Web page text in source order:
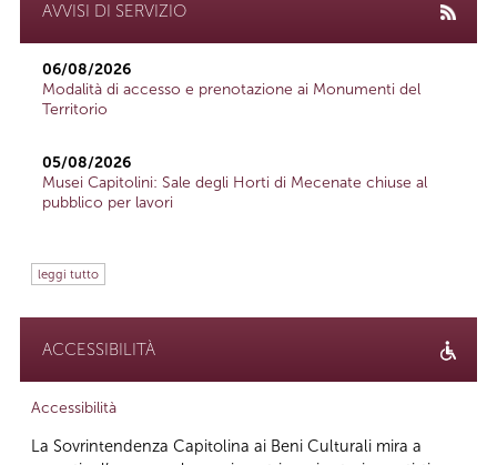
AVVISI DI SERVIZIO
06/08/2026
Modalità di accesso e prenotazione ai Monumenti del
Territorio
05/08/2026
Musei Capitolini: Sale degli Horti di Mecenate chiuse al
pubblico per lavori
leggi tutto
ACCESSIBILITÀ
Accessibilità
La Sovrintendenza Capitolina ai Beni Culturali mira a